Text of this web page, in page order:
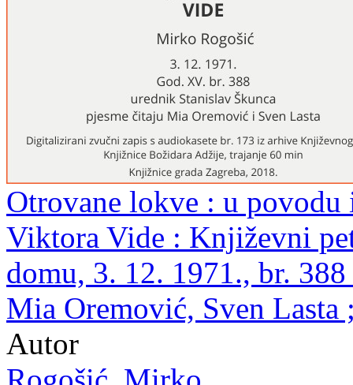
Otrovane lokve : u povodu
Viktora Vide : Književni
domu, 3. 12. 1971., br.
Mia Oremović, Sven Lasta
Autor